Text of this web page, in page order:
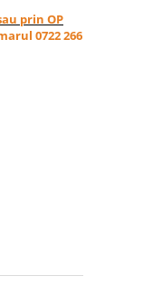
prin OP
0722 266